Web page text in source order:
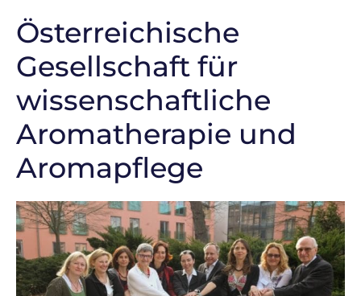
Österreichische
Gesellschaft für
wissenschaftliche
Aromatherapie und
Aromapflege